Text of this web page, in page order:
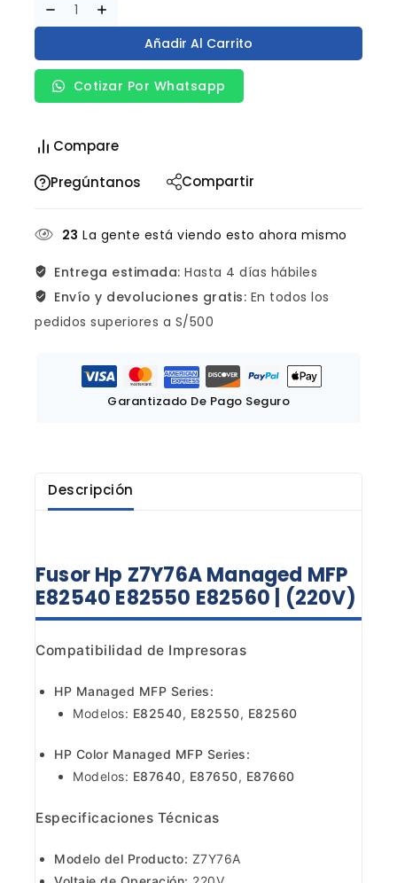
Añadir Al Carrito
Cotizar Por Whatsapp
Compare
Pregúntanos
Compartir
23 La gente está viendo esto ahora mismo
Entrega estimada: Hasta 4 días hábiles
Envío y devoluciones gratis: En todos los
pedidos superiores a S/500
Garantizado De Pago Seguro
Descripción
Fusor Hp Z7Y76A Managed MFP
E82540 E82550 E82560 | (220V)
Compatibilidad de Impresoras
HP Managed MFP Series:
Modelos: E82540, E82550, E82560
HP Color Managed MFP Series:
Modelos: E87640, E87650, E87660
Especificaciones Técnicas
Modelo del Producto: Z7Y76A